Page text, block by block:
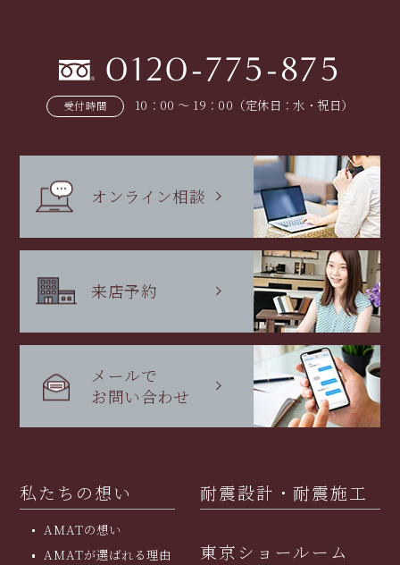
0120-775-875
受付時間 10：00 〜 19：00（定休日：水・祝日）
オンライン相談
来店予約
メールで
お問い合わせ
私たちの想い
AMATの想い
AMATが選ばれる理由
耐震設計・耐震施工
東京ショールーム